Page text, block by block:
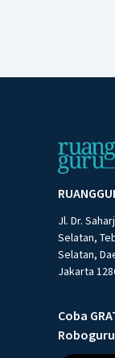
Jl. Dr.
Selatan,
Selatan,
Jakarta
Coba
Roboguru